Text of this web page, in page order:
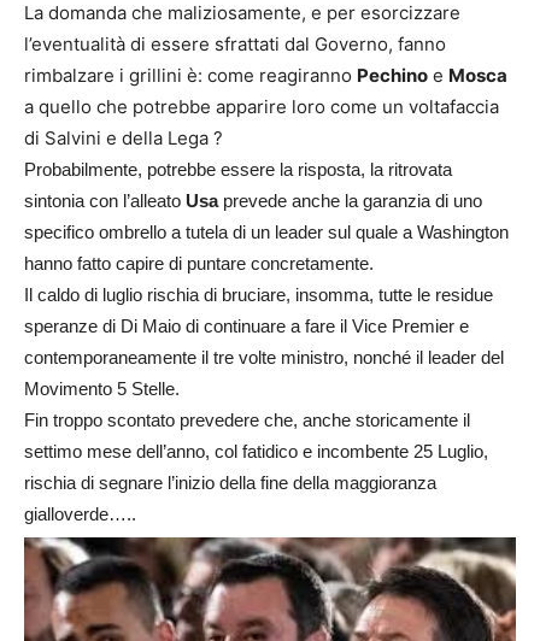
La domanda che maliziosamente, e per esorcizzare
l’eventualità di essere sfrattati dal Governo, fanno
rimbalzare i grillini è: come reagiranno Pechino e Mosca
a quello che potrebbe apparire loro come un voltafaccia
di Salvini e della Lega ?
Probabilmente, potrebbe essere la risposta, la ritrovata
sintonia con l’alleato Usaprevede anche la garanzia di uno
specifico ombrello a tutela di un leader sul quale a Washington
hanno fatto capire di puntare concretamente.
Il caldo di luglio rischia di bruciare, insomma, tutte le residue
speranze di Di Maio di continuare a fare il Vice Premier e
contemporaneamente il tre volte ministro, nonché il leader del
Movimento 5 Stelle.
Fin troppo scontato prevedere che, anche storicamente il
settimo mese dell’anno, col fatidico e incombente 25 Luglio,
rischia di segnare l’inizio della fine della maggioranza
gialloverde…..